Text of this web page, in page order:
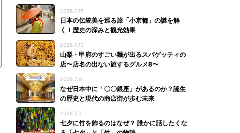
2026.7.15
日本の伝統美を巡る旅「小京都」の謎を解
く！歴史の深みと観光効果
2026.7.13
山梨・甲府のすごい麺が出るスパゲッティの
店〜店名の出ない旅するグルメ8〜
2026.7.9
なぜ日本中に「〇〇銀座」があるのか？誕生
の歴史と現代の商店街が歩む未来
2026.7.7
七夕に竹を飾るのはなぜ？ 誰かに話したくな